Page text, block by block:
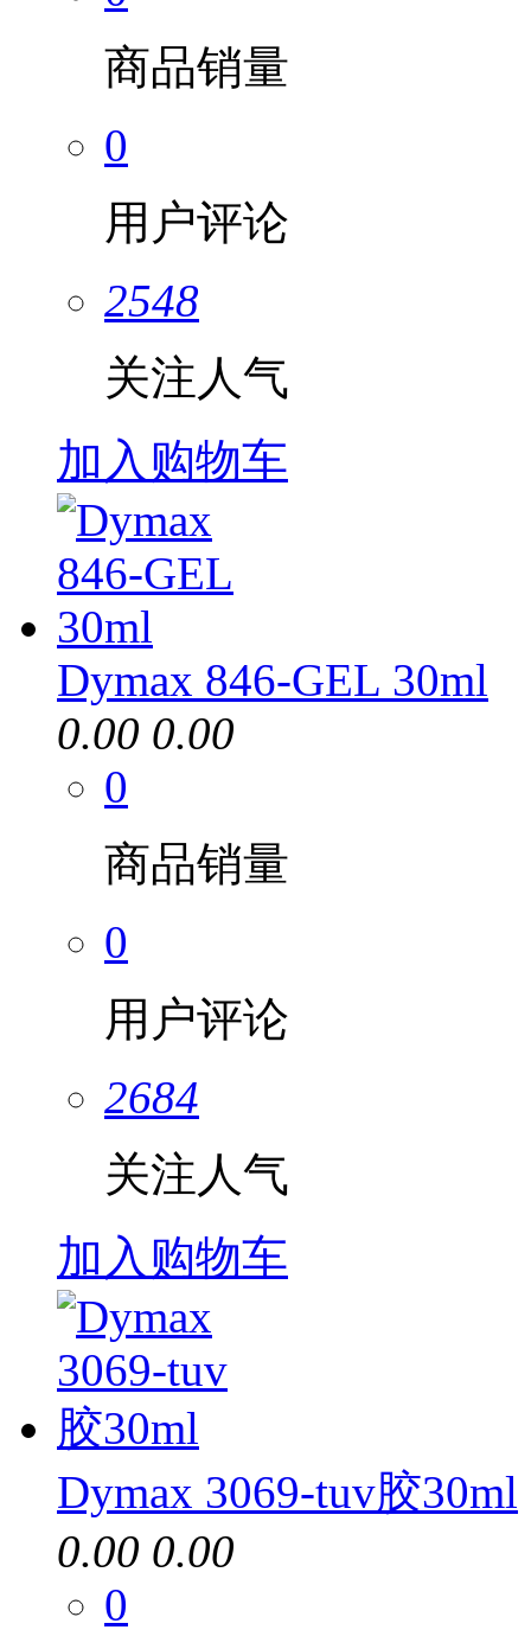
商品销量
0
用户评论
2548
关注人气
加入购物车
Dymax 846-GEL 30ml
0.00 0.00
0
商品销量
0
用户评论
2684
关注人气
加入购物车
Dymax 3069-tuv胶30ml
0.00 0.00
0